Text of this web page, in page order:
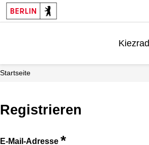
Startseite
Registrieren
E-Mail-Adresse *